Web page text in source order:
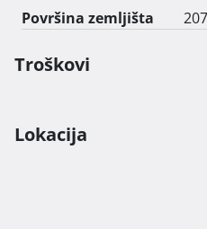
Površina zemljišta
Troškovi
Lokacija